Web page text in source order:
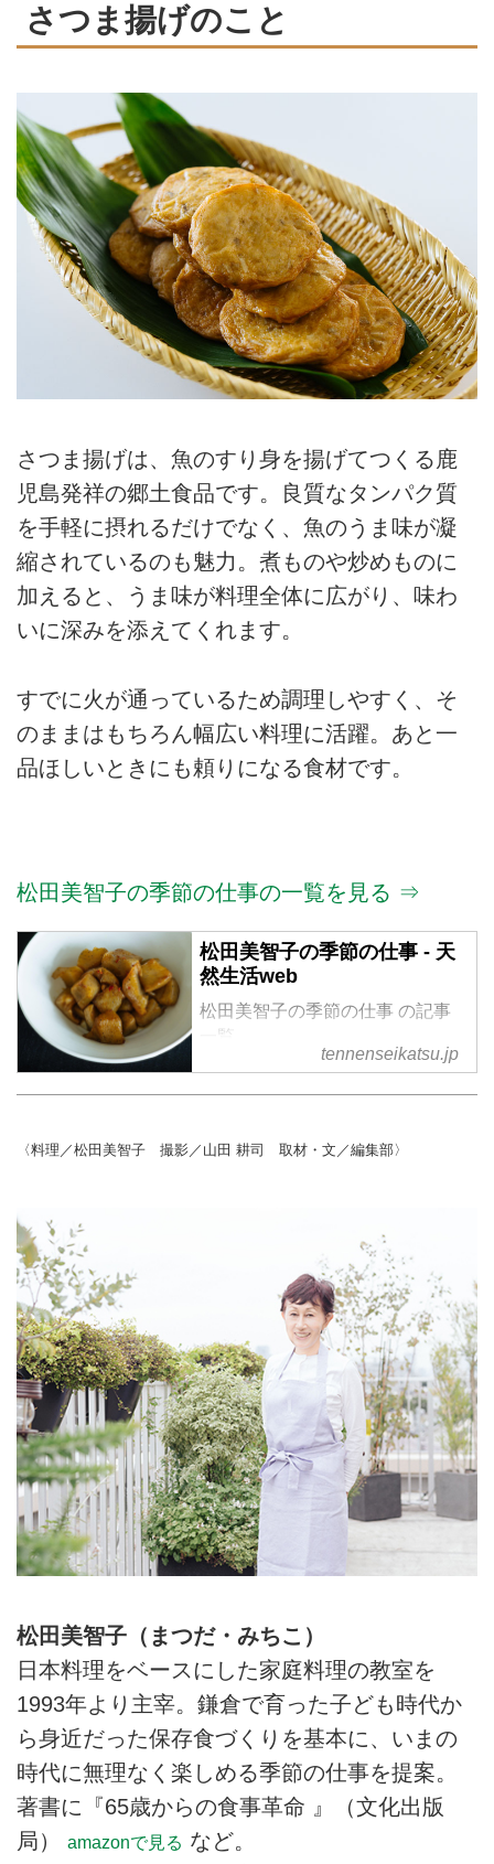
さつま揚げのこと
さつま揚げは、魚のすり身を揚げてつくる鹿
児島発祥の郷土食品です。良質なタンパク質
を手軽に摂れるだけでなく、魚のうま味が凝
縮されているのも魅力。煮ものや炒めものに
加えると、うま味が料理全体に広がり、味わ
いに深みを添えてくれます。
すでに火が通っているため調理しやすく、そ
のままはもちろん幅広い料理に活躍。あと一
品ほしいときにも頼りになる食材です。
松田美智子の季節の仕事の一覧を見る ⇒
松田美智子の季節の仕事 - 天
然生活web
松田美智子の季節の仕事 の記事
一覧
tennenseikatsu.jp
〈料理／松田美智子 撮影／山田 耕司 取材・文／編集部〉
松田美智子（まつだ・みちこ）
日本料理をベースにした家庭料理の教室を
1993年より主宰。鎌倉で育った子ども時代か
ら身近だった保存食づくりを基本に、いまの
時代に無理なく楽しめる季節の仕事を提案。
著書に『65歳からの食事革命 』（文化出版
局）
amazonで見る など。